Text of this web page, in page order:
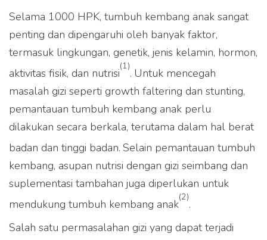
Selama 1000 HPK, tumbuh kembang anak sangat
penting dan dipengaruhi oleh banyak faktor,
termasuk lingkungan, genetik, jenis kelamin, hormon,
aktivitas fisik, dan nutrisi
(1)
. Untuk mencegah
masalah gizi seperti growth faltering dan stunting,
pemantauan tumbuh kembang anak perlu
dilakukan secara berkala, terutama dalam hal berat
badan dan tinggi badan. Selain pemantauan tumbuh
kembang, asupan nutrisi dengan gizi seimbang dan
suplementasi tambahan juga diperlukan untuk
mendukung tumbuh kembang anak
(2)
.
Salah satu permasalahan gizi yang dapat terjadi